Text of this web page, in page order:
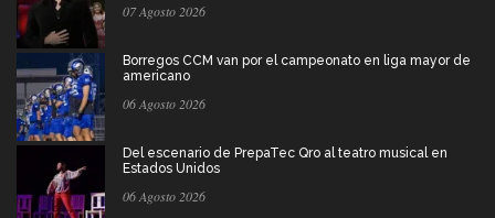
07 Agosto 2026
Borregos CCM van por el campeonato en liga mayor de
americano
06 Agosto 2026
Del escenario de PrepaTec Qro al teatro musical en
Estados Unidos
06 Agosto 2026